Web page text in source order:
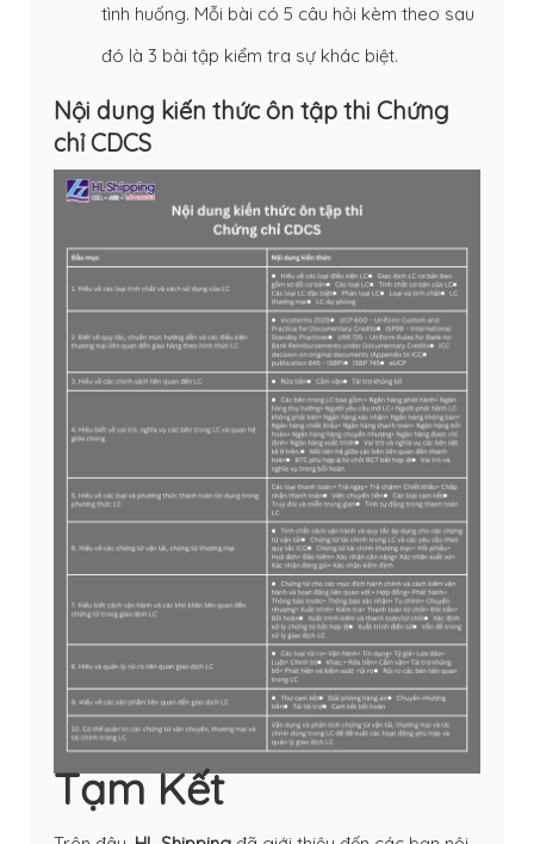
tình huống. Mỗi bài có 5 câu hỏi kèm theo sau
đó là 3 bài tập kiểm tra sự khác biệt.
Nội dung kiến thức ôn tập thi Chứng
chỉ CDCS
Tạm Kết